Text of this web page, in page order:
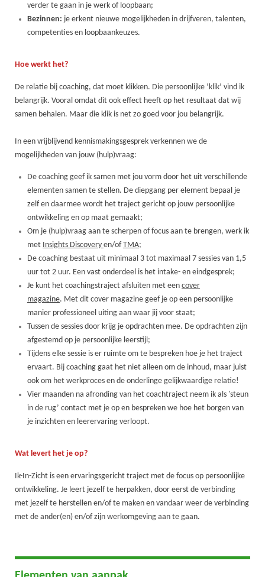
verder te gaan in je werk of loopbaan;
Bezinnen: je erkent nieuwe mogelijkheden in drijfveren, talenten,
competenties en loopbaankeuzes.
Hoe werkt het?
De relatie bij coaching, dat moet klikken. Die persoonlijke ’klik’ vind ik
belangrijk. Vooral omdat dit ook effect heeft op het resultaat dat wij
samen behalen. Maar die klik is net zo goed voor jou belangrijk.
In een vrijblijvend kennismakingsgesprek verkennen we de
mogelijkheden van jouw (hulp)vraag:
De coaching geef ik samen met jou vorm door het uit verschillende
elementen samen te stellen. De diepgang per element bepaal je
zelf en daarmee wordt het traject gericht op jouw persoonlijke
ontwikkeling en op maat gemaakt;
Om je (hulp)vraag aan te scherpen of focus aan te brengen, werk ik
met Insights Discovery en/of TMA;
De coaching bestaat uit minimaal 3 tot maximaal 7 sessies van 1,5
uur tot 2 uur. Een vast onderdeel is het intake- en eindgesprek;
Je kunt het coachingstraject afsluiten met een cover
magazine. Met dit cover magazine geef je op een persoonlijke
manier professioneel uiting aan waar jij voor staat;
Tussen de sessies door krijg je opdrachten mee. De opdrachten zijn
afgestemd op je persoonlijke leerstijl;
Tijdens elke sessie is er ruimte om te bespreken hoe je het traject
ervaart. Bij coaching gaat het niet alleen om de inhoud, maar juist
ook om het werkproces en de onderlinge gelijkwaardige relatie!
Vier maanden na afronding van het coachtraject neem ik als 'steun
in de rug’ contact met je op en bespreken we hoe het borgen van
je inzichten en leerervaring verloopt.
Wat levert het je op?
Ik-In-Zicht is een ervaringsgericht traject met de focus op persoonlijke
ontwikkeling. Je leert jezelf te herpakken, door eerst de verbinding
met jezelf te herstellen en/of te maken en vandaar weer de verbinding
met de ander(en) en/of zijn werkomgeving aan te gaan.